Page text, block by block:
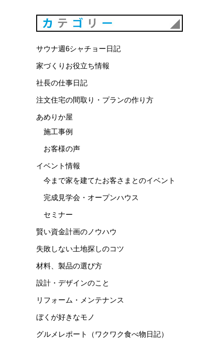
サウナ週6シャチョー日記
家づくりお役立ち情報
社長の仕事日記
注文住宅の間取り・プランの作り方
あめりか屋
施工事例
お客様の声
イベント情報
今まで家を建てたお客さまとのイベント
完成見学会・オープンハウス
セミナー
賢い資金計画のノウハウ
失敗しない土地探しのコツ
材料、製品の選び方
設計・デザインのこと
リフォーム・メンテナンス
ぼくが好きなモノ
グルメレポート（ワクワク食べ物日記）